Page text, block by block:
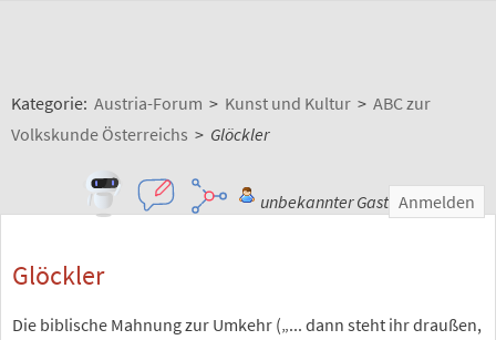
Kategorie: Austria-Forum > Kunst und Kultur > ABC zur
Volkskunde Österreichs > Glöckler
unbekannter Gast Anmelden
Glöckler
Die biblische Mahnung zur Umkehr („... dann steht ihr draußen,